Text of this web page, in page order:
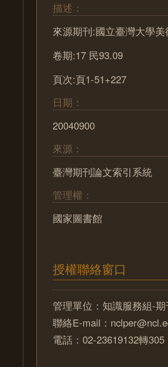
描述：
來源期刊:國立臺灣大學
卷期:17 民93.09
頁次:頁1-51+227
日期：
20040900
來源：
臺灣期刊論文索引系統
管理權：
國家圖書館
授權聯絡窗口
管理單位：知識服務組-期
聯絡E-mail：
電話：02-23619132轉305